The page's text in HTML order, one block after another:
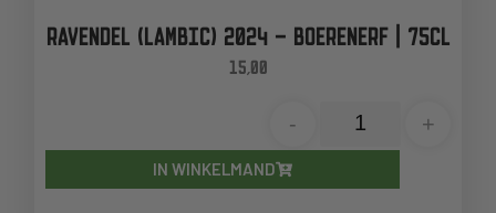
RAVENDEL (LAMBIC) 2024 – BOERENERF | 75CL
15,00
- +
IN WINKELMAND